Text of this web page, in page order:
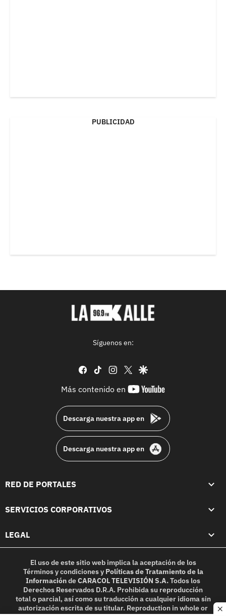
PUBLICIDAD
Síguenos en:
facebook
tiktok instagram
twittergoogle
Más contenido en
youtube-
Descarga nuestra app en
Descarga nuestra app en
RED DE PORTALES
SERVICIOS CORPORATIVOS
LEGAL
El uso de este sitio web implica la aceptación de los
Términos y condicionesy Políticas de Tratamiento de la
InformacióndeCARACOL TELEVISIÓN S.A.Todos los
Derechos Reservados D.R.A. Prohibida su reproducción
total o parcial, así como su traducción a cualquier idioma sin
autorización escrita de su titular. Reproduction in whole or